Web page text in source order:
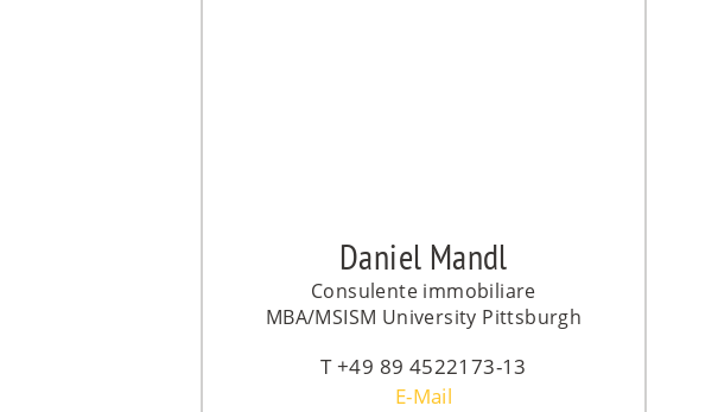
Daniel Mandl
Consulente immobiliare
MBA/MSISM University Pittsburgh
+49 89 4522173-13
E-Mail